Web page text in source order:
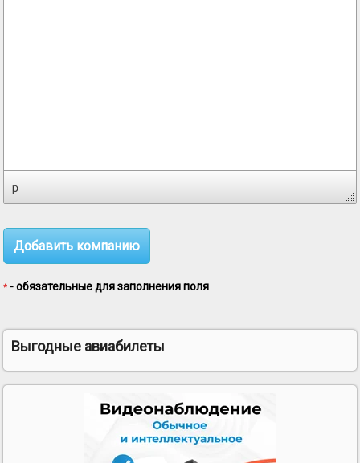
p
* - обязательные для заполнения поля
Выгодные авиабилеты